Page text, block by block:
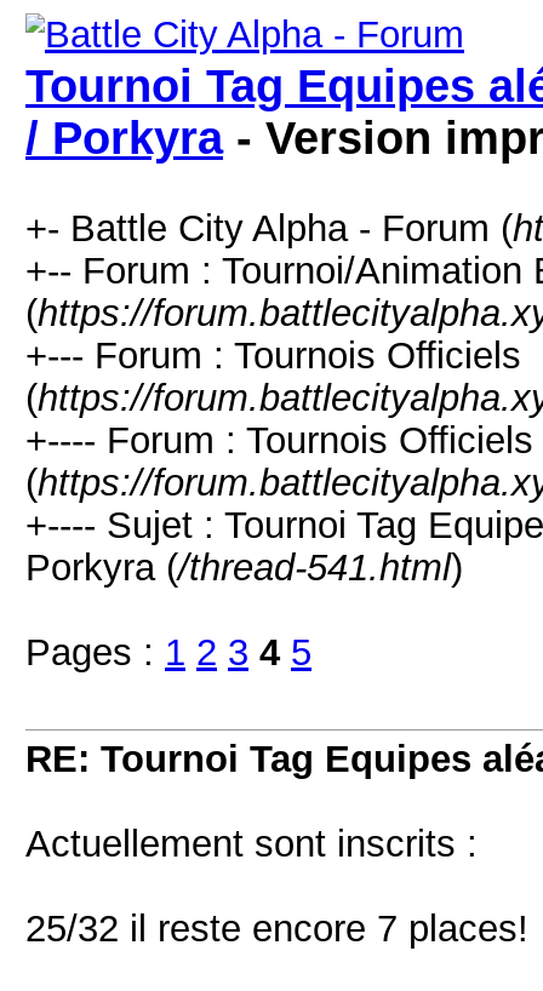
Tournoi Tag Equipes
/ Porkyra- Version
+- Battle City Alpha - Forum (
+-- Forum : Tournoi/Animation
(https://
+--- Forum : Tournois Officiels
(https://
+---- Forum : Tournois Officiels
(https://
+---- Sujet : Tournoi Tag
Porkyra (/thread-541.html)
Pages : 1 2 3 4 5
RE: Tournoi Tag Equipes
Actuellement sont inscrits :
25/32 il reste encore 7 places!